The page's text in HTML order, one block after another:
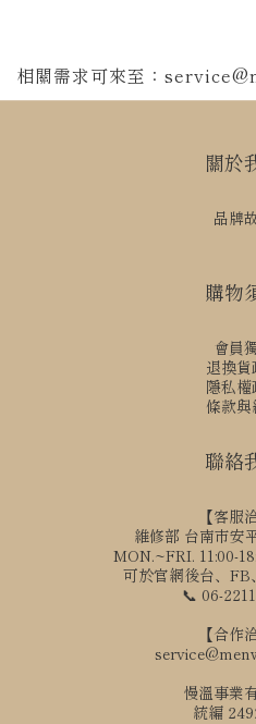
相關需求可來至：
關於
品牌
購物
會員
退換貨
隱私權
條款與
聯絡
【客服
維修部 台南市安
MON.~FRI. 11:00-
可於官網後台、
📞 06-
【合作
慢溫事業
統編